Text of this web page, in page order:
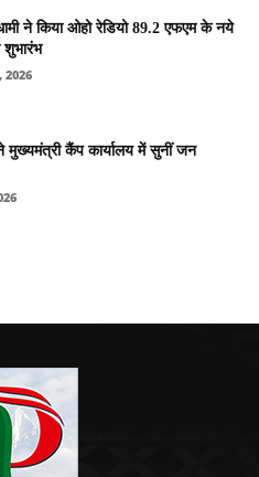
ने किया ओहो रेडियो 89.2 एफएम के नये
शुभारंभ
2026
मुख्यमंत्री कैंप कार्यालय में सुनीं जन